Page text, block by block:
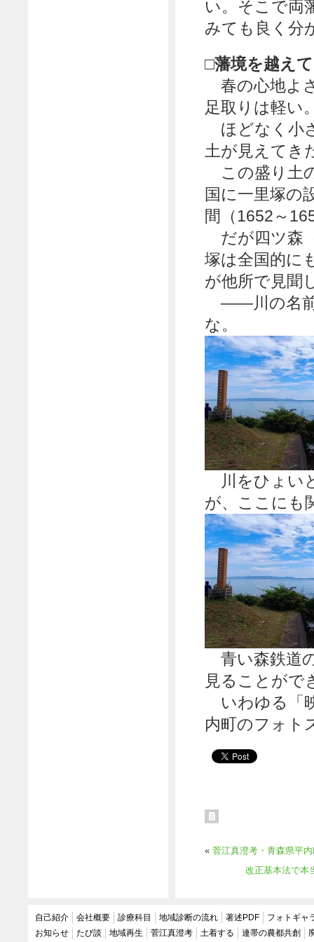
い。そこで両
みても良く分
□藩境を越えて
春の心地よ
足取りは軽い
ほどなく小
土が見えてき
この盛り土
国に一里塚の
間（1652～
だが四ツ森
塚は全国的に
が他所で見聞
――川の名前
な。
川をひょい
が、ここにも
青い森鉄道
見ることがで
いわゆる「
内町のフォト
«菅江真澄考・青森県平
改正基本法で本
自己紹介 会社概要 診療科目 地域診断の流れ 著述PDF
フォトギャ
お知らせ
たび談 地域再生 菅江真澄考 土着する 連帯の農都共創